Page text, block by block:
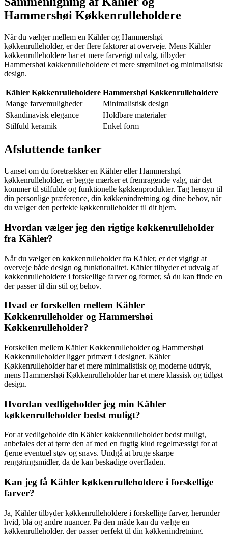
Hammershøi Køkkenrulleholdere
Når du vælger mellem en Kähler og Hammershøi
køkkenrulleholder, er der flere faktorer at overveje. Mens Kähler
køkkenrulleholdere har et mere farverigt udvalg, tilbyder
Hammershøi køkkenrulleholdere et mere strømlinet og minimalistisk
design.
Kähler Køkkenrulleholdere Hammershøi Køkkenrulleholdere
Mange farvemuligheder
Minimalistisk design
Skandinavisk elegance
Holdbare materialer
Stilfuld keramik
Enkel form
Afsluttende tanker
Uanset om du foretrækker en Kähler eller Hammershøi
køkkenrulleholder, er begge mærker et fremragende valg, når det
kommer til stilfulde og funktionelle køkkenprodukter. Tag hensyn til
din personlige præference, din køkkenindretning og dine behov, når
du vælger den perfekte køkkenrulleholder til dit hjem.
Hvordan vælger jeg den rigtige køkkenrulleholder
fra Kähler?
Når du vælger en køkkenrulleholder fra Kähler, er det vigtigt at
overveje både design og funktionalitet. Kähler tilbyder et udvalg af
køkkenrulleholdere i forskellige farver og former, så du kan finde en
der passer til din stil og behov.
Hvad er forskellen mellem Kähler
Køkkenrulleholder og Hammershøi
Køkkenrulleholder?
Forskellen mellem Kähler Køkkenrulleholder og Hammershøi
Køkkenrulleholder ligger primært i designet. Kähler
Køkkenrulleholder har et mere minimalistisk og moderne udtryk,
mens Hammershøi Køkkenrulleholder har et mere klassisk og tidløst
design.
Hvordan vedligeholder jeg min Kähler
køkkenrulleholder bedst muligt?
For at vedligeholde din Kähler køkkenrulleholder bedst muligt,
anbefales det at tørre den af med en fugtig klud regelmæssigt for at
fjerne eventuel støv og snavs. Undgå at bruge skarpe
rengøringsmidler, da de kan beskadige overfladen.
Kan jeg få Kähler køkkenrulleholdere i forskellige
farver?
Ja, Kähler tilbyder køkkenrulleholdere i forskellige farver, herunder
hvid, blå og andre nuancer. På den måde kan du vælge en
køkkenrulleholder, der passer perfekt til din køkkenindretning.